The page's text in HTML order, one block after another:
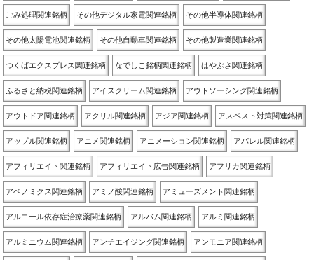
ごみ処理関連銘柄 その他デジタル家電関連銘柄 その他半導体関連銘柄
その他太陽電池関連銘柄 その他自動車関連銘柄 その他製造業関連銘柄
つくばエクスプレス関連銘柄 なでしこ銘柄関連銘柄 はやぶさ関連銘柄
ふるさと納税関連銘柄 アイスクリーム関連銘柄 アウトソーシング関連銘柄
アウトドア関連銘柄 アクリル関連銘柄 アジア関連銘柄 アスベスト対策関連銘柄
アップル関連銘柄 アニメ関連銘柄 アニメーション関連銘柄 アパレル関連銘柄
アフィリエイト関連銘柄 アフィリエイト広告関連銘柄 アフリカ関連銘柄
アベノミクス関連銘柄 アミノ酸関連銘柄 アミューズメント関連銘柄
アルコール依存症治療薬関連銘柄 アルバム関連銘柄 アルミ関連銘柄
アルミニウム関連銘柄 アンチエイジング関連銘柄 アンモニア関連銘柄